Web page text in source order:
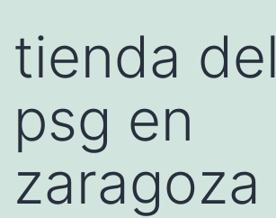
tienda del
psg en
zaragoza